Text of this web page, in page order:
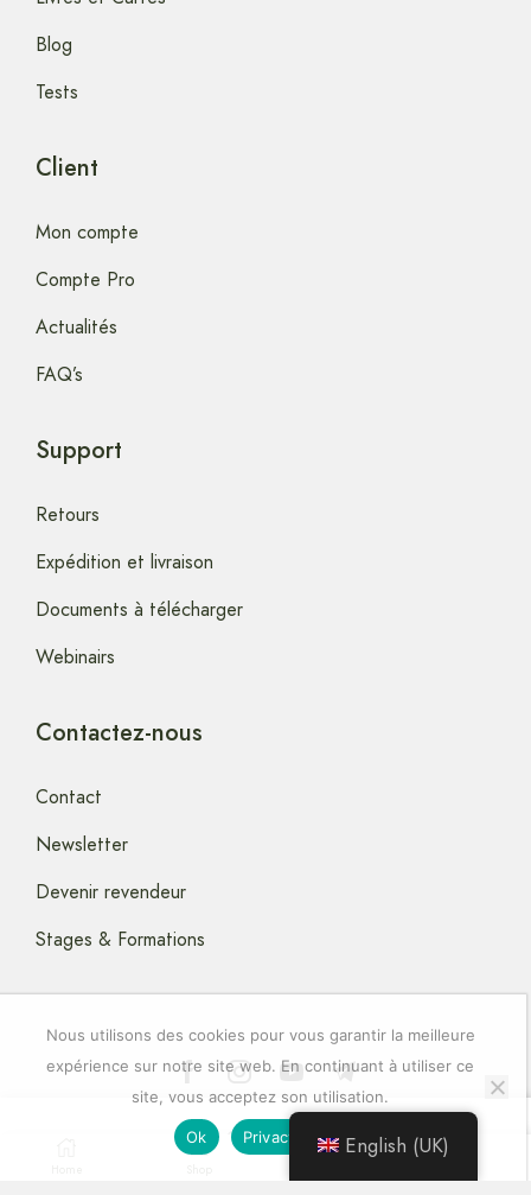
25.00 0
Blog
Tests
Client
Mon compte
Compte Pro
Actualités
FAQ’s
Support
Retours
Expédition et livraison
Documents à télécharger
Webinairs
Contactez-nous
Contact
Newsletter
Devenir revendeur
Stages & Formations
Copyright © 2024 artstella-Elixirs-Floraux
English (UK)
Nous utilisons des cookies pour vous garantir la meilleure
expérience sur notre site web. En continuant à utiliser ce
site, vous acceptez son utilisation.
Ok Privacy policy